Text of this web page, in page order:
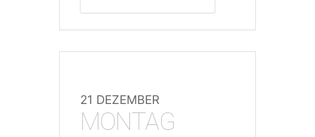
21 DEZEMBER
MONTAG